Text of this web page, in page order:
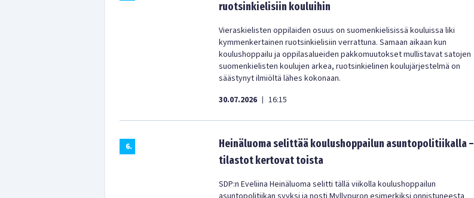
ruotsinkielisiin kouluihin
Vieraskielisten oppilaiden osuus on suomenkielisissä kouluissa liki
kymmenkertainen ruotsinkielisiin verrattuna. Samaan aikaan kun
koulushoppailu ja oppilasalueiden pakkomuutokset mullistavat satojen
suomenkielisten koulujen arkea, ruotsinkielinen koulujärjestelmä on
säästynyt ilmiöltä lähes kokonaan.
30.07.2026 | 16:15
6.
Heinäluoma selittää koulushoppailun asuntopolitiikalla –
tilastot kertovat toista
SDP:n Eveliina Heinäluoma selitti tällä viikolla koulushoppailun